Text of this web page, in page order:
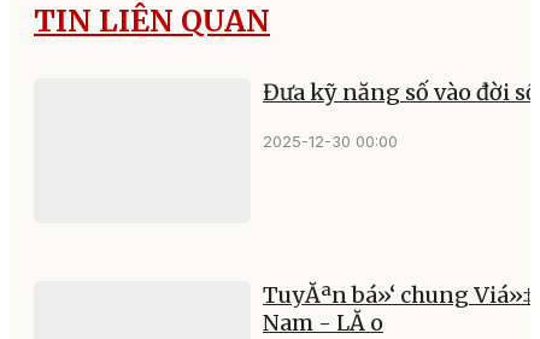
TIN LIÊN QUAN
Đưa kỹ năng số vào đời
2025-12-30 00:00
TuyĂªn bá»‘ chung
Nam - LĂ o